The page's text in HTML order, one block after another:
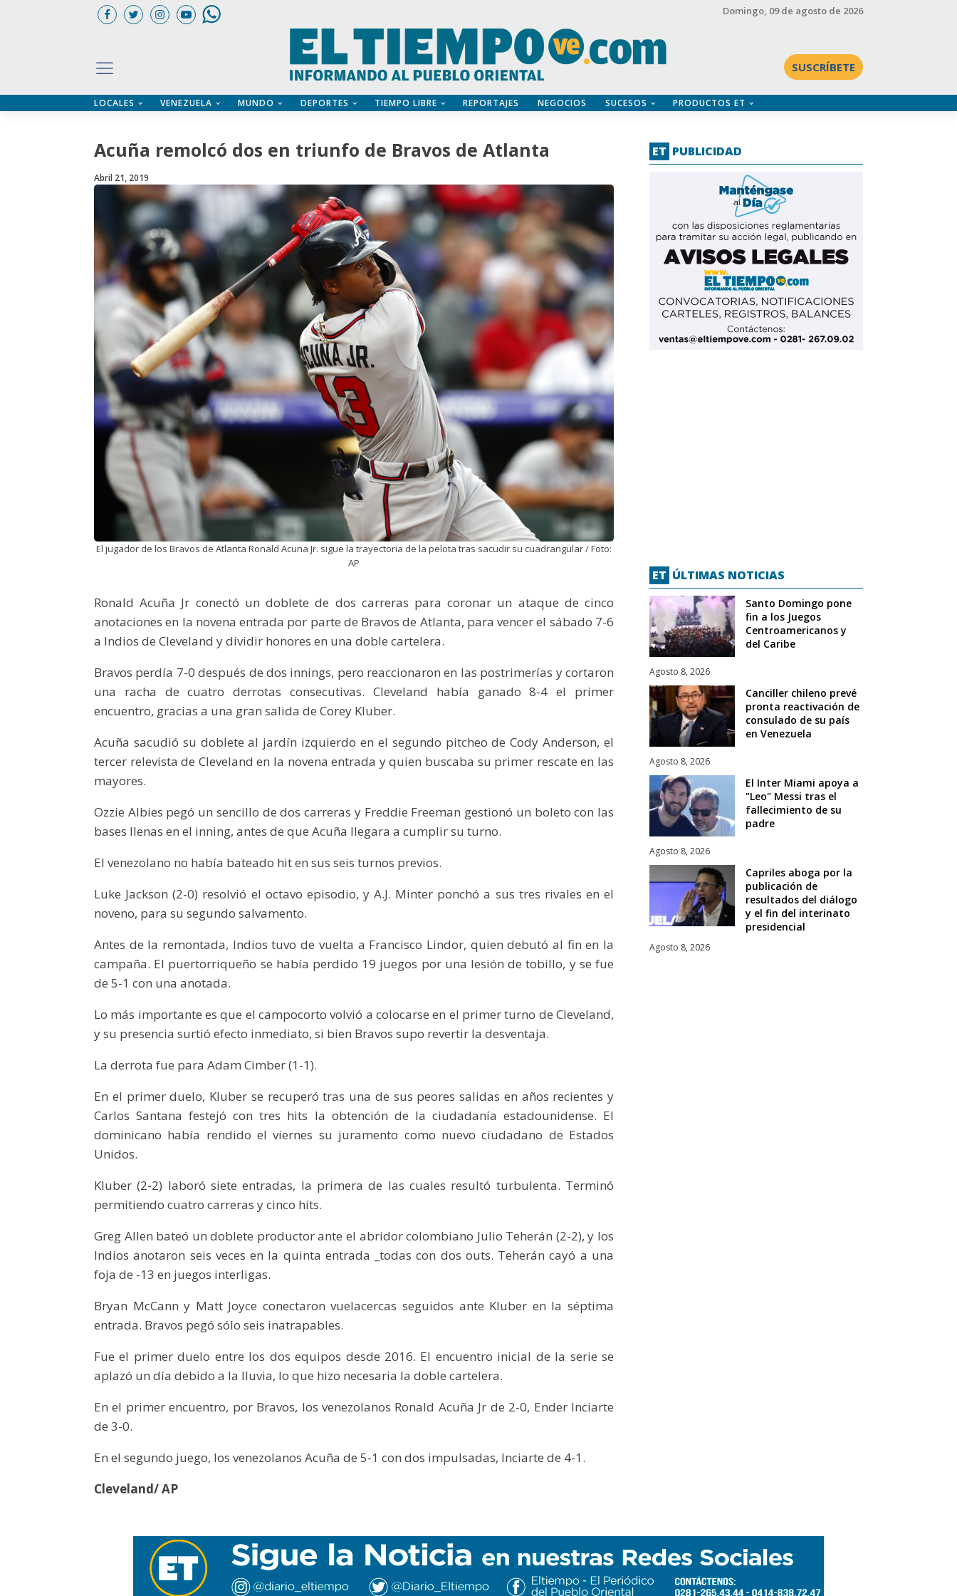
Domingo, 09 de agosto de 2026
SUSCRÍBETE
LOCALES VENEZUELA MUNDO DEPORTES TIEMPO LIBRE REPORTAJES NEGOCIOS SUCESOS PRODUCTOS ET
Acuña remolcó dos en triunfo de Bravos de Atlanta
Abril 21, 2019
El jugador de los Bravos de Atlanta Ronald Acuna Jr. sigue la trayectoria de la pelota tras sacudir su cuadrangular / Foto:
AP
Ronald Acuña Jr conectó un doblete de dos carreras para coronar un ataque de cinco
anotaciones en la novena entrada por parte de Bravos de Atlanta, para vencer el sábado 7-6
a Indios de Cleveland y dividir honores en una doble cartelera.
Bravos perdía 7-0 después de dos innings, pero reaccionaron en las postrimerías y cortaron
una racha de cuatro derrotas consecutivas. Cleveland había ganado 8-4 el primer
encuentro, gracias a una gran salida de Corey Kluber.
Acuña sacudió su doblete al jardín izquierdo en el segundo pitcheo de Cody Anderson, el
tercer relevista de Cleveland en la novena entrada y quien buscaba su primer rescate en las
mayores.
Ozzie Albies pegó un sencillo de dos carreras y Freddie Freeman gestionó un boleto con las
bases llenas en el inning, antes de que Acuña llegara a cumplir su turno.
El venezolano no había bateado hit en sus seis turnos previos.
Luke Jackson (2-0) resolvió el octavo episodio, y A.J. Minter ponchó a sus tres rivales en el
noveno, para su segundo salvamento.
Antes de la remontada, Indios tuvo de vuelta a Francisco Lindor, quien debutó al fin en la
campaña. El puertorriqueño se había perdido 19 juegos por una lesión de tobillo, y se fue
de 5-1 con una anotada.
Lo más importante es que el campocorto volvió a colocarse en el primer turno de Cleveland,
y su presencia surtió efecto inmediato, si bien Bravos supo revertir la desventaja.
La derrota fue para Adam Cimber (1-1).
En el primer duelo, Kluber se recuperó tras una de sus peores salidas en años recientes y
Carlos Santana festejó con tres hits la obtención de la ciudadanía estadounidense. El
dominicano había rendido el viernes su juramento como nuevo ciudadano de Estados
Unidos.
Kluber (2-2) laboró siete entradas, la primera de las cuales resultó turbulenta. Terminó
permitiendo cuatro carreras y cinco hits.
Greg Allen bateó un doblete productor ante el abridor colombiano Julio Teherán (2-2), y los
Indios anotaron seis veces en la quinta entrada _todas con dos outs. Teherán cayó a una
foja de -13 en juegos interligas.
Bryan McCann y Matt Joyce conectaron vuelacercas seguidos ante Kluber en la séptima
entrada. Bravos pegó sólo seis inatrapables.
Fue el primer duelo entre los dos equipos desde 2016. El encuentro inicial de la serie se
aplazó un día debido a la lluvia, lo que hizo necesaria la doble cartelera.
En el primer encuentro, por Bravos, los venezolanos Ronald Acuña Jr de 2-0, Ender Inciarte
de 3-0.
En el segundo juego, los venezolanos Acuña de 5-1 con dos impulsadas, Inciarte de 4-1.
Cleveland/ AP
ET PUBLICIDAD
ET ÚLTIMAS NOTICIAS
Santo Domingo pone
fin a los Juegos
Centroamericanos y
del Caribe
Agosto 8, 2026
Canciller chileno prevé
pronta reactivación de
consulado de su país
en Venezuela
Agosto 8, 2026
El Inter Miami apoya a
"Leo" Messi tras el
fallecimiento de su
padre
Agosto 8, 2026
Capriles aboga por la
publicación de
resultados del diálogo
y el fin del interinato
presidencial
Agosto 8, 2026